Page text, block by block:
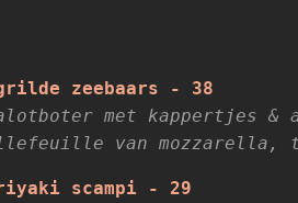
zeebaars - 38
met kappertjes &
van mozzarella,
scampi - 29